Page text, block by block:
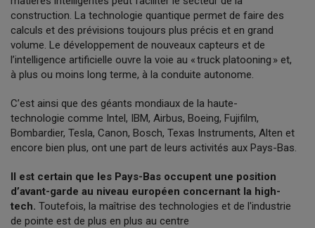
construction. La technologie quantique permet de faire des
calculs et des prévisions toujours plus précis et en grand
volume. Le développement de nouveaux capteurs et de
l’intelligence artificielle ouvre la voie au « truck platooning » et,
à plus ou moins long terme, à la conduite autonome.
C’est ainsi que des géants mondiaux de la haute-
technologie comme Intel, IBM, Airbus, Boeing, Fujifilm,
Bombardier, Tesla, Canon, Bosch, Texas Instruments, Alten et
encore bien plus, ont une part de leurs activités aux Pays-Bas.
Il est certain que les Pays-Bas occupent une position
d’avant-garde au niveau européen concernant la high-
tech. Toutefois, la maîtrise des technologies et de l'industrie
de pointe est de plus en plus au centre